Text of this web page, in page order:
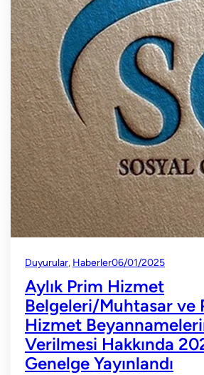
Duyurular, Haberler06/01/2025
Aylık Prim Hizmet
Belgeleri/Muhtasar ve
Hizmet
Verilmesi Hakkında
Genelge Yayınlandı